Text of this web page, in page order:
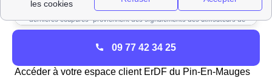
Accéder à votre espace client ErDF du Pin-En-Mauges
09 77 42 34 25